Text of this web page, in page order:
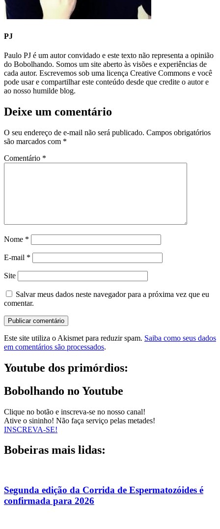
PJ
Paulo PJ é um autor convidado e este texto não representa a opinião
do Bobolhando. Somos um site aberto às visões e experiências de
cada autor. Escrevemos sob uma licença Creative Commons e você
pode usar e compartilhar este conteúdo desde que credite o autor e
ao nosso humilde blog.
Deixe um comentário
O seu endereço de e-mail não será publicado. Campos obrigatórios
são marcados com *
Comentário *
Nome *
E-mail *
Site
Salvar meus dados neste navegador para a próxima vez que eu
comentar.
Este site utiliza o Akismet para reduzir spam. Saiba como seus dados
em comentários são processados.
Youtube dos primórdios:
Bobolhando no Youtube
Clique no botão e inscreva-se no nosso canal!
Ative o sininho! Não faça serviço pelas metades!
INSCREVA-SE!
Bobeiras mais lidas:
Segunda edição da Corrida de Espermatozóides é
confirmada para 2026